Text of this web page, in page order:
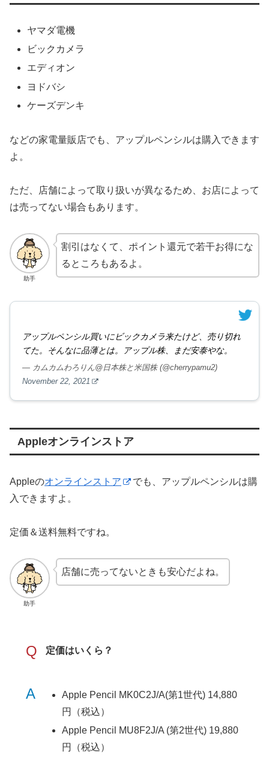
ヤマダ電機
ビックカメラ
エディオン
ヨドバシ
ケーズデンキ
などの家電量販店でも、アップルペンシルは購入できます
よ。
ただ、店舗によって取り扱いが異なるため、お店によって
は売ってない場合もあります。
助手
割引はなくて、ポイント還元で若干お得にな
るところもあるよ。
アップルペンシル買いにビックカメラ来たけど、売り切れ
てた。そんなに品薄とは。アップル株、まだ安泰やな。
— カムカムわろりん@日本株と米国株 (@cherrypamu2)
November 22, 2021
Appleオンラインストア
Appleのオンラインストア
でも、アップルペンシルは購
入できますよ。
定価＆送料無料ですね。
助手
店舗に売ってないときも安心だよね。
Q 定価はいくら？
A
Apple Pencil MK0C2J/A(第1世代) 14,880
円（税込）
Apple Pencil MU8F2J/A (第2世代) 19,880
円（税込）